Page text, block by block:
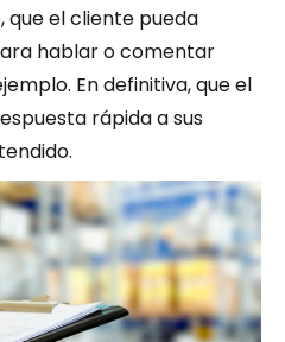
el cliente pueda
hablar o comentar
En definitiva, que el
rápida a sus